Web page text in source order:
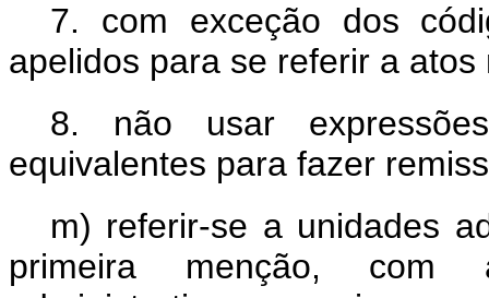
7. com exceção dos
apelidos para se referir a atos
8. não usar
equivalentes para fazer
m) referir-se a unidades
primeira menção, com